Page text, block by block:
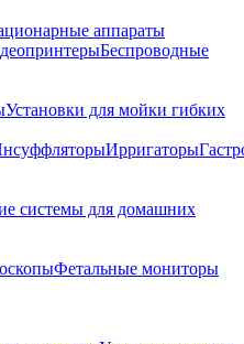
аппараты
Беспроводные
Установки для мойки гибких
Ирригаторы
системы для домашних
Фетальные мониторы